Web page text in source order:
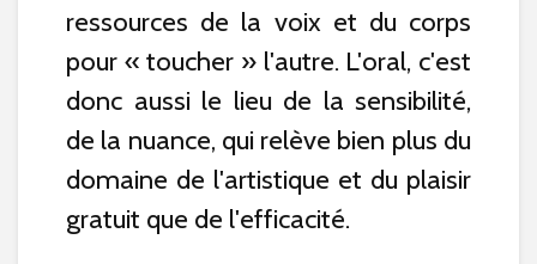
ressources de la voix et du corps
pour « toucher » l'autre. L'oral, c'est
donc aussi le lieu de la sensibilité,
de la nuance, qui relève bien plus du
domaine de l'artistique et du plaisir
gratuit que de l'efficacité.